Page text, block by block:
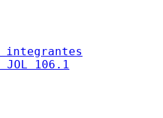
integrantes
JOL 106.1